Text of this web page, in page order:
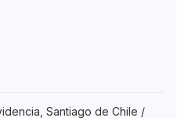
Santiago de Chile /